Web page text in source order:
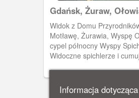
Gdańsk, Żuraw,
Wyspa Spichrzów
Widok z Domu
Motławę, Żurawia, Wyspę
cypel północny Wyspy
Widoczne spichlerze i
Informacja